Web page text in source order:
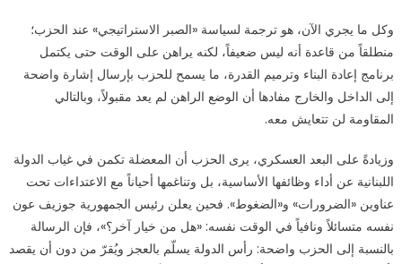
وكل ما يجري الآن، هو ترجمة لسياسة «الصبر الاستراتيجي» عند الحزب؛
منطلقاً من قاعدة أنه ليس ضعيفاً، لكنه يراهن على الوقت حتى يكتمل
برنامج إعادة البناء وترميم القدرة، ما يسمح للحزب بإرسال إشارة واضحة
إلى الداخل والخارج مفادها أن الوضع الراهن لم يعد مقبولاً، وبالتالي
المقاومة لن تتعايش معه.
وزيادةً على البعد العسكري، يرى الحزب أن المعضلة تكمن في غياب الدولة
اللبنانية عن أداء وظائفها الأساسية، بل وتناغمها أحياناً مع الاعتداءات تحت
عناوين «الضرورات» و«الضغوط». فحين يعلن رئيس الجمهورية جوزيف عون
نفسه متسائلاً ونافياً في الوقت نفسه: «هل من خيار آخر؟»، فإن الرسالة
بالنسبة إلى الحزب واضحة: رأس الدولة يسلّم بالعجز ويُقرّ من دون أن يقصد